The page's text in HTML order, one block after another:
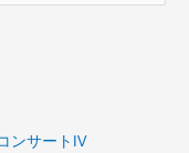
ンサートⅣ